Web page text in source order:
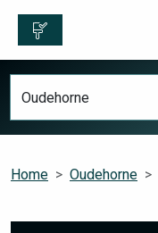
Home Oudehorne